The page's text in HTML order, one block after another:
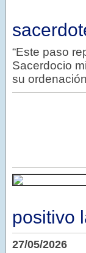
“Este paso
Sacerdocio
su
positivo
27/05/2026